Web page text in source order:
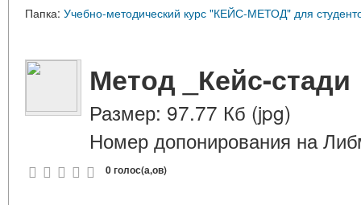
Папка: Учебно-методический курс "КЕЙС-МЕТОД" для
Метод _Кейс-стади
Размер: 97.77 Кб (jpg)
Номер допонирования на
0 голос(а,ов)